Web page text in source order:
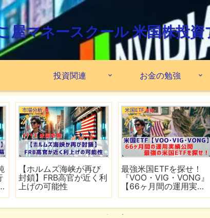
屋マネースクール 米国株投資
投資関連 お金の勉強
市場分析
【ホルムズ海峡が再び
封鎖】FRB高官が近く利
上げの可能性
米国ETF
最強米国ETFを探せ！
『VOO・VIG・VONG』
【66ヶ月間の運用実績